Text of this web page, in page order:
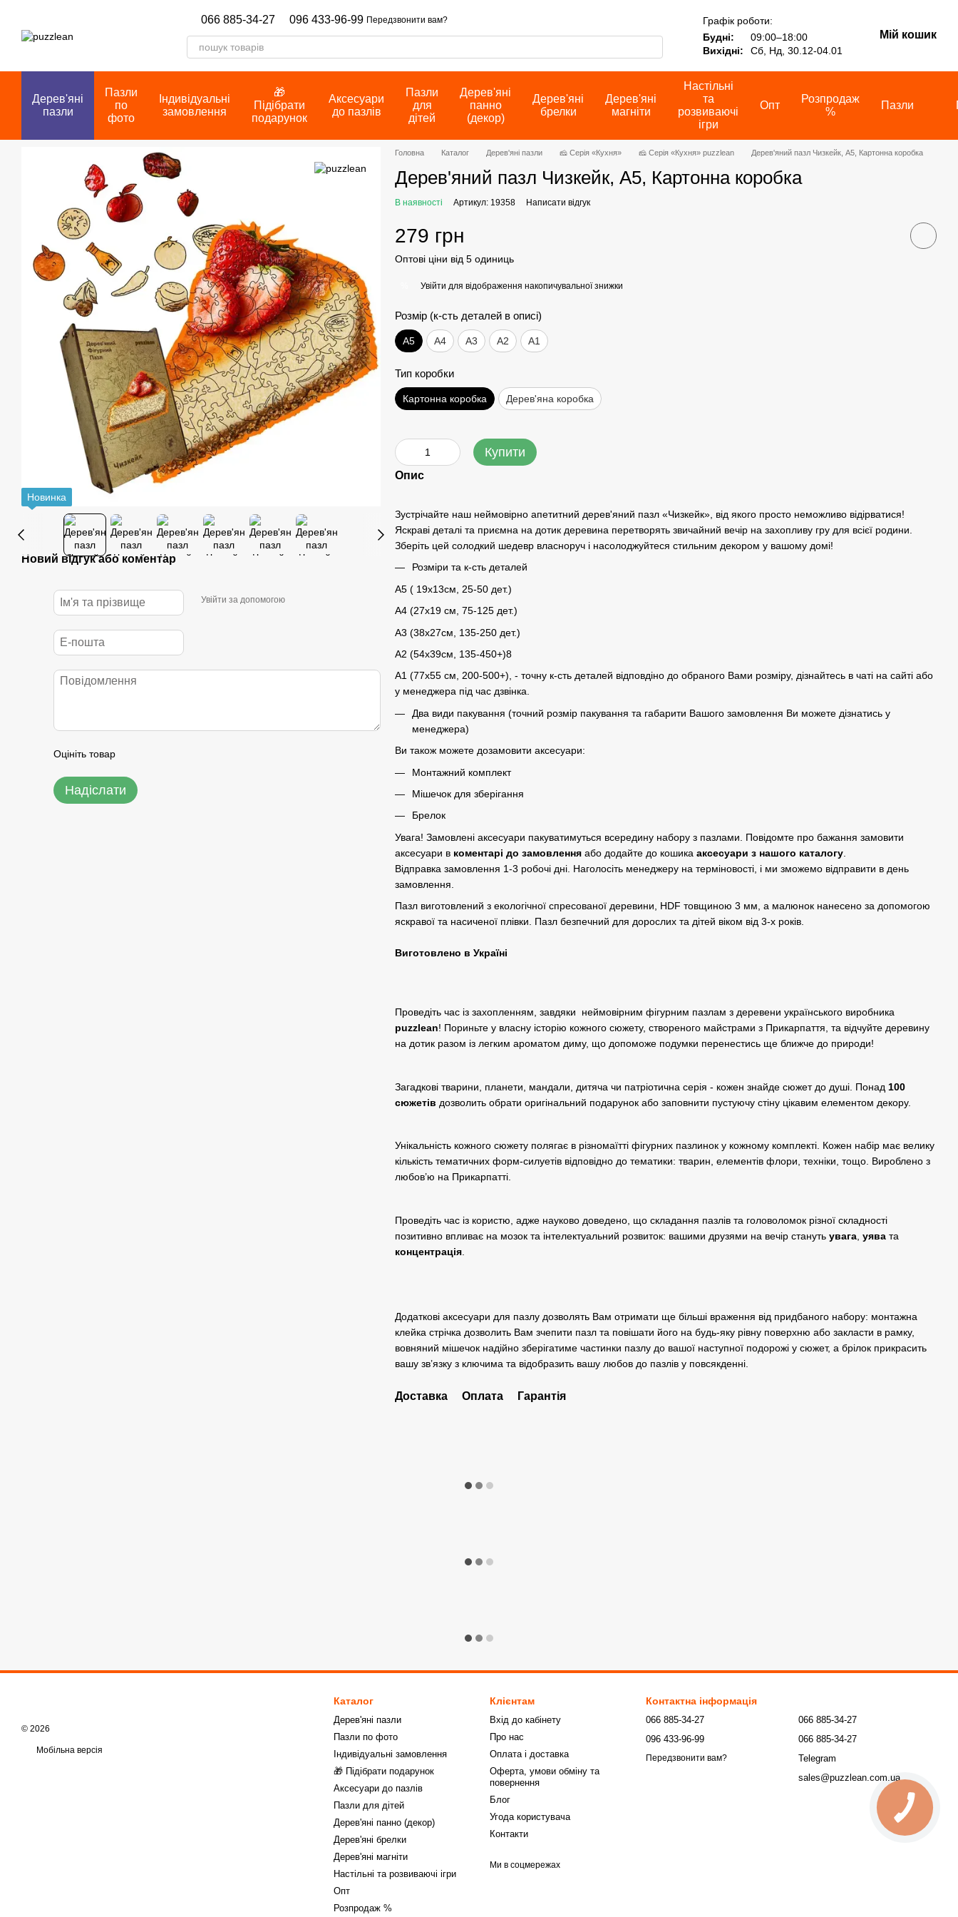
066 885-34-27 096 433-96-99 Передзвонити вам?
Графік роботи:
Будні:
09:00–18:00
Вихідні:
Сб, Нд, 30.12-04.01
Мій кошик
Дерев'яні
пазли
Пазли
по
фото
Індивідуальні
замовлення
🎁
Підібрати
подарунок
Аксесуари
до пазлів
Пазли
для
дітей
Дерев'яні
панно
(декор)
Дерев'яні
брелки
Дерев'яні
магніти
Настільні
та
розвиваючі
ігри
Опт
Розпродаж
%
Пазли
Новинка
Новий відгук або коментар
Увійти за допомогою
Оцініть товар
Надіслати
Головна Каталог Дерев'яні пазли 🧀 Серія «Кухня» 🧀 Серія «Кухня» puzzlean Дерев'яний пазл Чизкейк, А5, Картонна коробка
Дерев'яний пазл Чизкейк, А5, Картонна коробка
В наявності Артикул: 19358 Написати відгук
279 грн
Оптові ціни від 5 одиниць
Увійти для відображення накопичувальної знижки
Розмір (к-сть деталей в описі)
А5 А4 A3 A2 A1
Тип коробки
Картонна коробка Дерев'яна коробка
Купити
Опис
Зустрічайте наш неймовірно апетитний дерев'яний пазл «Чизкейк», від якого просто неможливо відірватися!
Яскраві деталі та приємна на дотик деревина перетворять звичайний вечір на захопливу гру для всієї родини.
Зберіть цей солодкий шедевр власноруч і насолоджуйтеся стильним декором у вашому домі!
Розміри та к-сть деталей
A5 ( 19х13см, 25-50 дет.)
A4 (27х19 см, 75-125 дет.)
A3 (38х27см, 135-250 дет.)
A2 (54х39см, 135-450+)8
A1 (77х55 см, 200-500+), - точну к-сть деталей відповдіно до обраного Вами розміру, дізнайтесь в чаті на сайті або
у менеджера під час дзвінка.
Два види пакування (точний розмір пакування та габарити Вашого замовлення Ви можете дізнатись у
менеджера)
Ви також можете дозамовити аксесуари:
Монтажний комплект
Мішечок для зберігання
Брелок
Увага! Замовлені аксесуари пакуватимуться всередину набору з пазлами. Повідомте про бажання замовити
аксесуари в коментарі до замовленняабо додайте до кошика аксесуари з нашого каталогу.
Відправка замовлення 1-3 робочі дні. Наголосіть менеджеру на терміновості, і ми зможемо відправити в день
замовлення.
Пазл виготовлений з екологічної спресованої деревини, HDF товщиною 3 мм, а малюнок нанесено за допомогою
яскравої та насиченої плівки. Пазл безпечний для дорослих та дітей віком від 3-х років.
Виготовлено в Україні
Проведіть час із захопленням, завдяки неймовірним фігурним пазлам з деревени українського виробника
puzzlean! Пориньте у власну історію кожного сюжету, створеного майстрами з Прикарпаття, та відчуйте деревину
на дотик разом із легким ароматом диму, що допоможе подумки перенестись ще ближче до природи!
Загадкові тварини, планети, мандали, дитяча чи патріотична серія - кожен знайде сюжет до душі. Понад 100
сюжетів дозволить обрати оригінальний подарунок або заповнити пустуючу стіну цікавим елементом декору.
Унікальність кожного сюжету полягає в різномаїтті фігурних пазлинок у кожному комплекті. Кожен набір має велику
кількість тематичних форм-силуетів відповідно до тематики: тварин, елементів флори, техніки, тощо. Вироблено з
любов’ю на Прикарпатті.
Проведіть час із користю, адже науково доведено, що складання пазлів та головоломок різної складності
позитивно впливає на мозок та інтелектуальний розвиток: вашими друзями на вечір станутьувага, уявата
концентрація.
Додаткові аксесуари для пазлу дозволять Вам отримати ще більші враження від придбаного набору: монтажна
клейка стрічка дозволить Вам зчепити пазл та повішати його на будь-яку рівну поверхню або закласти в рамку,
вовняний мішечок надійно зберігатиме частинки пазлу до вашої наступної подорожі у сюжет, а брілок прикрасить
вашу зв’язку з ключима та відобразить вашу любов до пазлів у повсякденні.
Доставка Оплата Гарантія
© 2026
Мобільна версія
Каталог
Дерев'яні пазли
Пазли по фото
Індивідуальні замовлення
🎁 Підібрати подарунок
Аксесуари до пазлів
Пазли для дітей
Дерев'яні панно (декор)
Дерев'яні брелки
Дерев'яні магніти
Настільні та розвиваючі ігри
Опт
Розпродаж %
Клієнтам
Вхід до кабінету
Про нас
Оплата і доставка
Оферта, умови обміну та
повернення
Блог
Угода користувача
Контакти
Ми в соцмережах
Контактна інформація
066 885-34-27
096 433-96-99
Передзвонити вам?
066 885-34-27
066 885-34-27
Telegram
sales@puzzlean.com.ua